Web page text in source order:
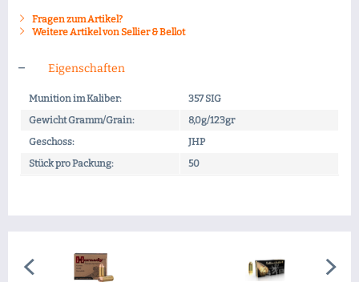
Fragen zum Artikel?
Weitere Artikel von Sellier & Bellot
Eigenschaften
Munition im Kaliber:
357 SIG
Gewicht Gramm/Grain:
8,0g/123gr
Geschoss:
JHP
Stück pro Packung:
50